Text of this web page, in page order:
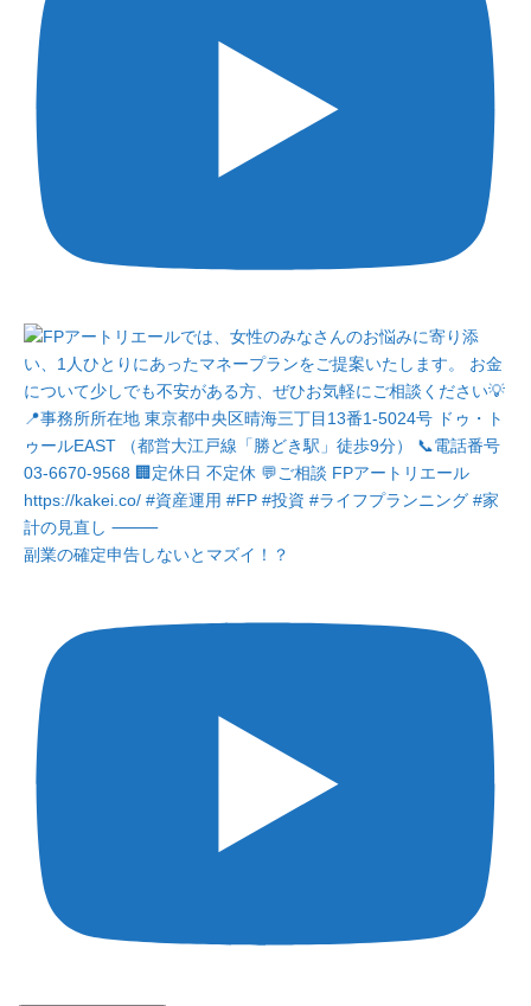
副業の確定申告しないとマズイ！？